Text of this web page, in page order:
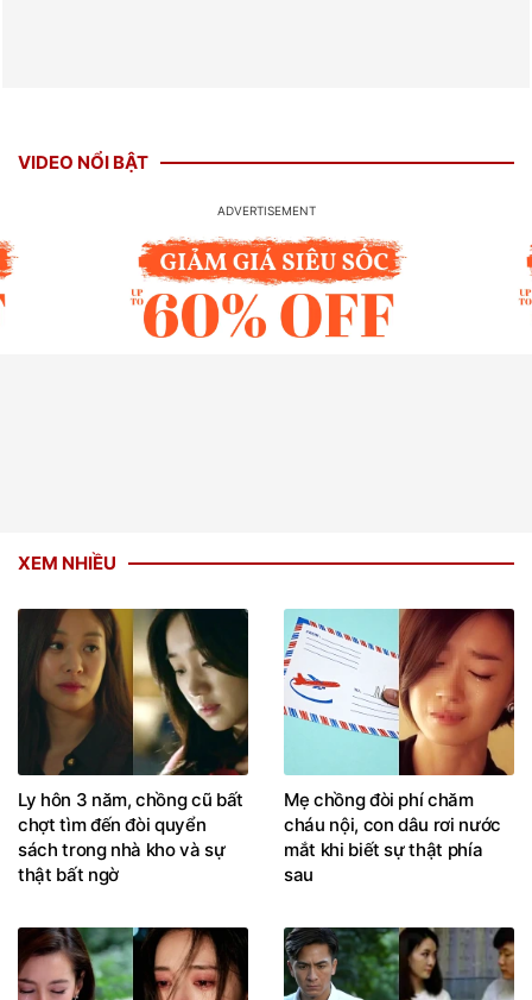
VIDEO NỔI BẬT
XEM NHIỀU
Ly hôn 3 năm, chồng cũ bất
chợt tìm đến đòi quyển
sách trong nhà kho và sự
thật bất ngờ
Mẹ chồng đòi phí chăm
cháu nội, con dâu rơi nước
mắt khi biết sự thật phía
sau